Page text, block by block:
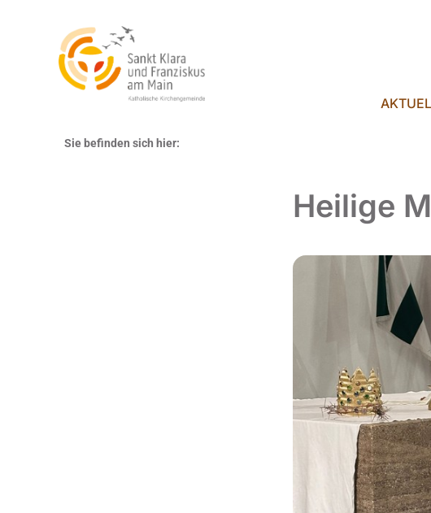
Sie befinden sich hier:
Heilige